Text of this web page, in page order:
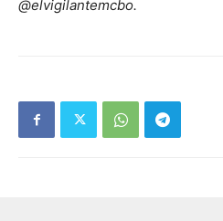
@elvigilantemcbo.